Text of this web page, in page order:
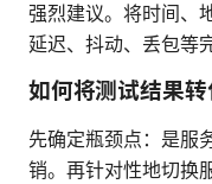
强烈建议。将时间、
延迟、抖动、丢包等
如何将测试结果转
先确定瓶颈点：是服
销。再针对性地切换